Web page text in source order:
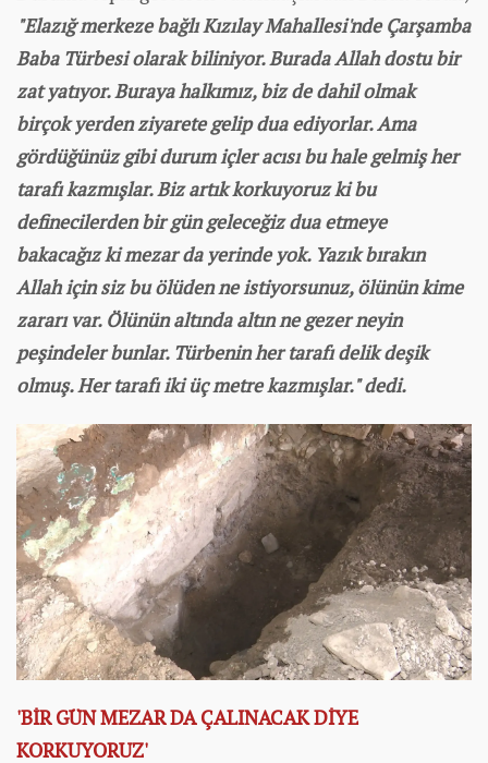
"Elazığ merkeze bağlı Kızılay Mahallesi'nde Çarşamba
Baba Türbesi olarak biliniyor. Burada Allah dostu bir
zat yatıyor. Buraya halkımız, biz de dahil olmak
birçok yerden ziyarete gelip dua ediyorlar. Ama
gördüğünüz gibi durum içler acısı bu hale gelmiş her
tarafı kazmışlar. Biz artık korkuyoruz ki bu
definecilerden bir gün geleceğiz dua etmeye
bakacağız ki mezar da yerinde yok. Yazık bırakın
Allah için siz bu ölüden ne istiyorsunuz, ölünün kime
zararı var. Ölünün altında altın ne gezer neyin
peşindeler bunlar. Türbenin her tarafı delik deşik
olmuş. Her tarafı iki üç metre kazmışlar." dedi.
'BİR GÜN MEZAR DA ÇALINACAK DİYE
KORKUYORUZ'